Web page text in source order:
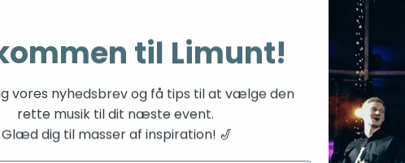
at inkludere både moderne sange og traditionelle salmer kan man
baggrunde. Dette skaber en inkluderende atmosfære og
sange og traditionelle salmer kan begge være dybt
moderne og traditionel musik kan man rumme forskellige
er en vigtig beslutning, der kan bidrage til at skabe en
sange og traditionelle salmer kan man skabe en varieret og
og trøst til de sørgende. Uanset om man vælger moderne sange,
ære den afdøde på og finde trøst i svære tider.
til Limunt!
vores nyhedsbrev og få tips til at vælge den
rette musik til dit næste event.
Glæd dig til masser af inspiration! 🎷